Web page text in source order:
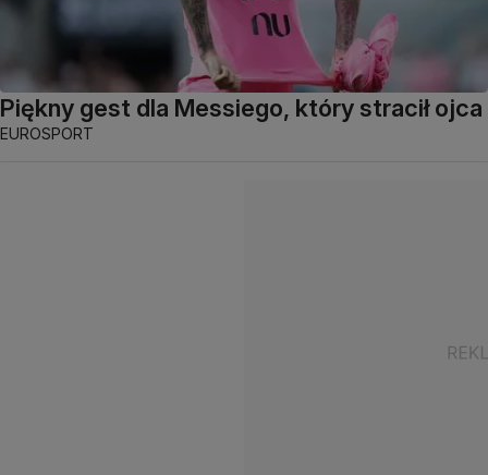
Piękny gest dla Messiego, który stracił ojca
EUROSPORT